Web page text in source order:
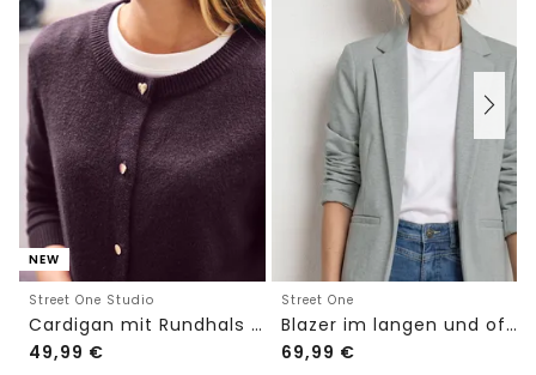
NEW
Street One Studio
Cardigan mit Rundhals und Knöpfen
49,99 €
Street One
Blazer im langen und offenen Schnitt
69,99 €